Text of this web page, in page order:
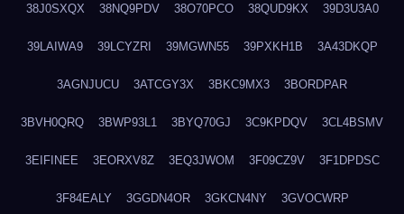
38J0SXQX 38NQ9PDV 38O70PCO 38QUD9KX 39D3U3A0
39LAIWA9 39LCYZRI 39MGWN55 39PXKH1B 3A43DKQP
3AGNJUCU 3ATCGY3X 3BKC9MX3 3BORDPAR
3BVH0QRQ 3BWP93L1 3BYQ70GJ 3C9KPDQV 3CL4BSMV
3EIFINEE 3EORXV8Z 3EQ3JWOM 3F09CZ9V 3F1DPDSC
3F84EALY 3GGDN4OR 3GKCN4NY 3GVOCWRP